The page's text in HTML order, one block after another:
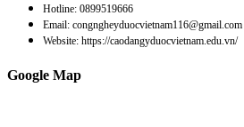
Hotline: 0899519666
Email: congngheyduocvietnam116@gmail.com
Website: https://caodangyduocvietnam.edu.vn/
Google Map